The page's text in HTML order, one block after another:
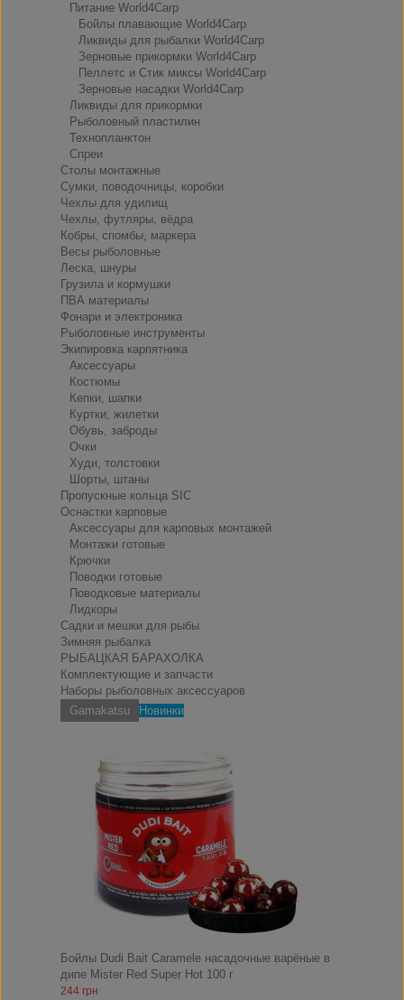
Питание World4Carp
Бойлы плавающие World4Carp
Ликвиды для рыбалки World4Carp
Зерновые прикормки World4Carp
Пеллетс и Стик миксы World4Carp
Зерновые насадки World4Carp
Ликвиды для прикормки
Рыболовный пластилин
Технопланктон
Спреи
Столы монтажные
Сумки, поводочницы, коробки
Чехлы для удилищ
Чехлы, футляры, вёдра
Кобры, спомбы, маркера
Весы рыболовные
Леска, шнуры
Грузила и кормушки
ПВА материалы
Фонари и электроника
Рыболовные инструменты
Экипировка карпятника
Аксессуары
Костюмы
Кепки, шапки
Куртки, жилетки
Обувь, заброды
Очки
Худи, толстовки
Шорты, штаны
Пропускные кольца SIC
Оснастки карповые
Аксессуары для карповых монтажей
Монтажи готовые
Крючки
Поводки готовые
Поводковые материалы
Лидкоры
Садки и мешки для рыбы
Зимняя рыбалка
РЫБАЦКАЯ БАРАХОЛКА
Комплектующие и запчасти
Наборы рыболовных аксессуаров
Gamakatsu
Новинки
Бойлы Dudi Bait Caramele насадочные варёные в
дипе Mister Red Super Hot 100 г
244 грн